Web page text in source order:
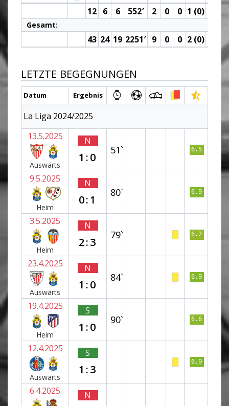
12 6 6 552′ 2 0 0 1 (0)
Gesamt:
43 24 19 2251′ 9 0 0 2 (0)
LETZTE BEGEGNUNGEN
Datum Ergebnis
La Liga 2024/2025
13.5.2025
Auswärts
N
1:0
51` 6.5
9.5.2025
Heim
N
0:1
80` 6.9
3.5.2025
Heim
N
2:3
79` 6.2
23.4.2025
Auswärts
N
1:0
84` 6.9
19.4.2025
Heim
S
1:0
90` 6.6
12.4.2025
Auswärts
S
1:3
6.9
6.4.2025 N